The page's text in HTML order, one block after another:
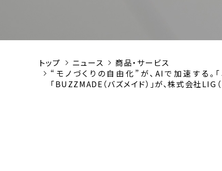
トップ ニュース
商品・サービス
“モノづくりの自由化”が、AIで加速する。
「BUZZMADE（バズメイド）」が、株式会社